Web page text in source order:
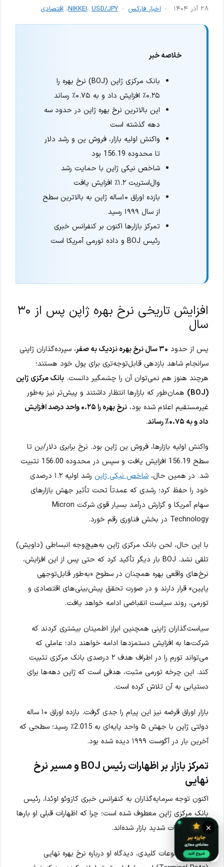
۲۸ آذر ۱۴۰۴ اخبار فارکس NIKKEI، USD/JPY ، اقتصادی
خلاصه خبر
بانک مرکزی ژاپن (BOJ) نرخ بهره را
۰.۲۵٪ افزایش داد و به ۰.۷۵٪ رساند
این بالاترین نرخ بهره ژاپن در حدود سه
دهه گذشته است
واکنش اولیه بازار، فروش ین و رشد دلار
تا محدوده 156.19 بود
شاخص نیکی ژاپن با حمایت رشد
وال‌استریت ۱.۲٪ افزایش یافت
بازده اوراق ۱۰ساله ژاپن به بالاترین سطح
از سال ۱۹۹۹ رسید
تمرکز بازارها اکنون بر کنفرانس خبری
رئیس BOJ و داده تورمی آمریکا است
افزایش تاریخی نرخ بهره ژاپن پس از ۳۰
سال
پس از حدود ۳۰ سال نرخ بهره نزدیک به صفر
، سپرده‌گذاران ژاپنی
سرانجام شاهد بازدهی قابل‌توجه‌تری برای پول خود هستند؛
هرچند هنوز هم نمی‌توان آن را چشمگیر دانست. بانک مرکزی ژاپن
(BOJ)
همان‌طور که بازارها انتظار داشتند و پیش‌تر نیز به‌طور
غیرمستقیم اعلام شده بود،
نرخ بهره را ۰.۲۵ واحد درصد افزایش
داد و به ۰.۷۵٪ رساند
.
واکنش اولیه بازارها، فروش ین ژاپن بود. نرخ برابری دلار/ین تا
سطح 156.19 افزایش یافت و سپس در محدوده 156.00 تثبیت
شد. در همین حال، شاخص نیکی ژاپن
رشد اولیه ۱.۲ درصدی
خود را حفظ کرد؛ رشدی که عمدتاً تحت تأثیر جهش بازارهای
سهام آمریکا و گزارش درآمد بسیار قوی شرکت Micron
Technology در بخش فناوری رقم خورد.
با این حال، لحن بانک مرکزی ژاپن به‌هیچ‌وجه انبساطی (داویش)
تلقی نشد. BOJ بار دیگر تأکید کرد که حتی پس از این افزایش،
نرخ‌های واقعی بهره همچنان در سطوح «به‌طور قابل‌توجهی
پایین» قرار دارند و در صورت تحقق پیش‌بینی‌های اقتصادی و
تورمی، روند سیاست انقباضی ادامه خواهد یافت.
سیاست‌گذاران ژاپنی همچنین ابراز اطمینان بیشتری کردند که
شرکت‌ها به افزایش دستمزدها ادامه خواهند داد؛ عاملی که
می‌تواند تورم را در اطراف هدف ۲ درصدی بانک مرکزی تثبیت
کند. این چرخه تورمی مثبت، هدفی است که ژاپن دهه‌ها برای
دستیابی به آن تلاش کرده است.
بازار اوراق قرضه نیز این پیام را جدی گرفت. بازده اوراق ۱۰ ساله
دولتی ژاپن با جهش ۵ واحد پایه‌ای به 2.015٪ رسید؛ سطحی که
آخرین بار در آگوست ۱۹۹۹ دیده شده بود.
تمرکز بازار بر اظهارات رئیس BOJ و مسیر نرخ
نهایی
اکنون توجه سرمایه‌گذاران به کنفرانس خبری کازوئو اوئدا، رئیس
بانک مرکزی ژاپن معطوف شده است؛ چرا که اظهارات قبلی او بارها
باعث نوسانات شدید بازار شده‌اند.
یکی از موضوعات کلیدی، دیدگاه او درباره نرخ بهره نهایی
×